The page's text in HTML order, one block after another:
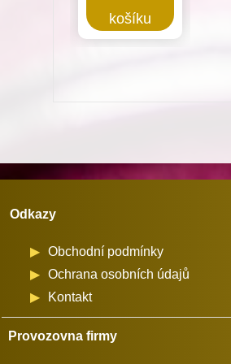
pro
cívky
množství
košíku
Odkazy
Obchodní podmínky
Ochrana osobních údajů
Kontakt
Provozovna firmy